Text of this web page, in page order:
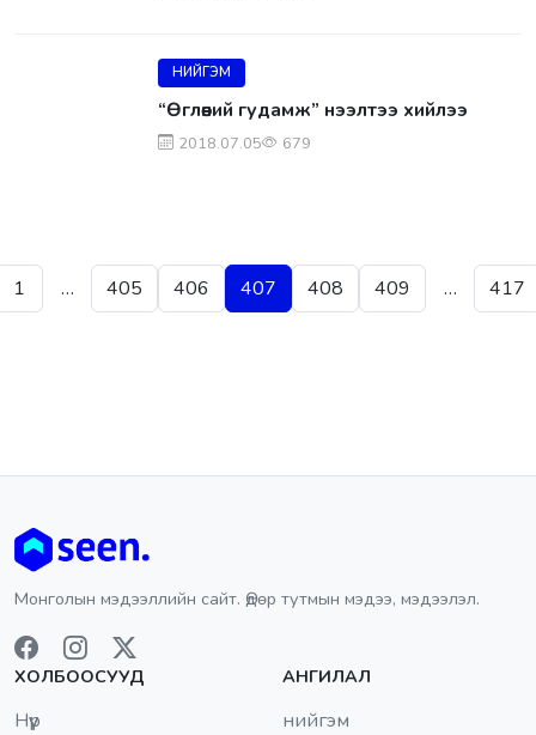
НИЙГЭМ
“Өглөөний гудамж” нээлтээ хийлээ
2018.07.05 679
1 … 405 406 407 408 409 … 417
Монголын мэдээллийн сайт. Өдөр тутмын мэдээ, мэдээлэл.
ХОЛБООСУУД
Нүүр
АНГИЛАЛ
нийгэм